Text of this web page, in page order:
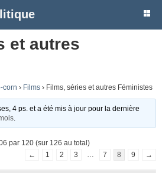
et autres
corn › Films › Films, séries et autres Féministes
4 ps. et a été mis à jour pour la dernière
par 120 (sur 126 au total)
←
1 2 3 7 8 9 →